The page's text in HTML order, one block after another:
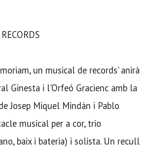
un musical de records' anirà
Ginesta i l'Orfeó Gracienc amb la
Josep Miquel Mindán i Pablo
musical per a cor, trio
baix i bateria) i solista. Un recull